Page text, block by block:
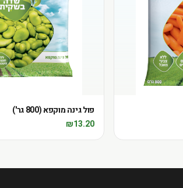
פול גינה מוקפא (800 גר')
₪13.20